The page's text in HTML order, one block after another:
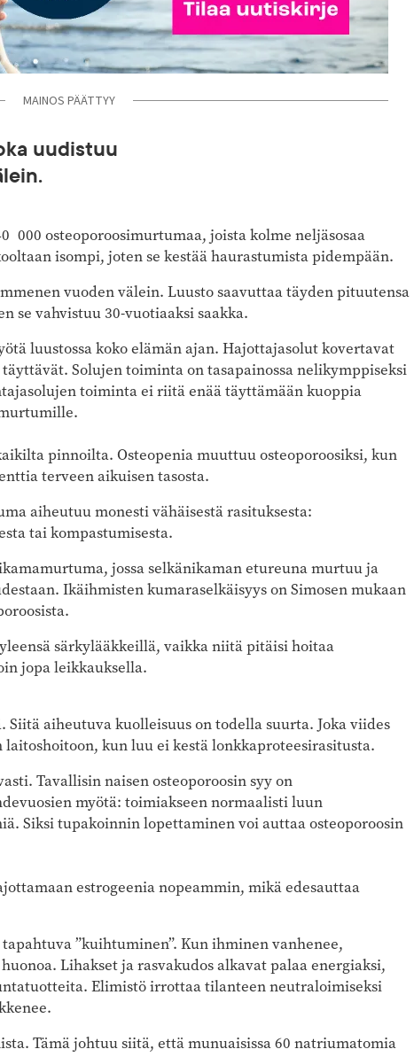
MAINOS PÄÄTTYY
uudistuu
000 osteoporoosimurtumaa, joista kolme neljäsosaa
isompi, joten se kestää haurastumista pidempään.
vuoden välein. Luusto saavuttaa täyden pituutensa
se vahvistuu 30-vuotiaaksi saakka.
luustossa koko elämän ajan. Hajottajasolut kovertavat
Solujen toiminta on tasapainossa nelikymppiseksi
toiminta ei riitä enää täyttämään kuoppia
pinnoilta. Osteopenia muuttuu osteoporoosiksi, kun
terveen aikuisen tasosta.
aiheutuu monesti vähäisestä rasituksesta:
tai kompastumisesta.
jossa selkänikaman etureuna murtuu ja
Ikäihmisten kumaraselkäisyys on Simosen mukaan
särkylääkkeillä, vaikka niitä pitäisi hoitaa
jopa leikkauksella.
Siitä aiheutuva kuolleisuus on todella suurta. Joka viides
kun luu ei kestä lonkkaproteesirasitusta.
Tavallisin naisen osteoporoosin syy on
myötä: toimiakseen normaalisti luun
Siksi tupakoinnin lopettaminen voi auttaa osteoporoosin
estrogeenia nopeammin, mikä edesauttaa
”kuihtuminen”. Kun ihminen vanhenee,
Lihakset ja rasvakudos alkavat palaa energiaksi,
Elimistö irrottaa tilanteen neutraloimiseksi
Tämä johtuu siitä, että munuaisissa 60 natriumatomia